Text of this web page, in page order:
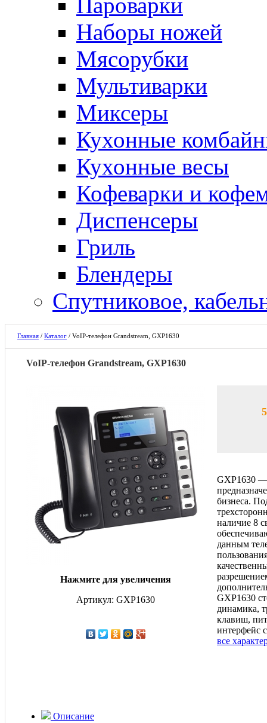
Пароварки
Наборы ножей
Мясорубки
Мультиварки
Миксеры
Кухонные
Кухонные весы
Кофеварки и
Диспенсеры
Гриль
Блендеры
Спутниковое,
Главная / Каталог / VoIP-телефон Grandstream, GXP1630
VoIP-телефон Grandstream, GXP1630
Нажмите для увеличения
Артикул: GXP1630
GXP1630 —
бизнеса.
наличие 8
данным
GXP1630
динамика,
клавиш,
интерфейс
все
Описание